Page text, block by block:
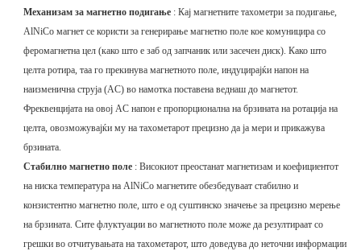
Механизам за магнетно подигање : Кај магнетните тахометри за подигање,
AlNiCo магнет се користи за генерирање магнетно поле кое комуницира со
феромагнетна цел (како што е заб од запчаник или засечен диск). Како што
целта ротира, таа го прекинува магнетното поле, индуцирајќи напон на
наизменична струја (AC) во намотка поставена веднаш до магнетот.
Фреквенцијата на овој AC напон е пропорционална на брзината на ротација на
целта, овозможувајќи му на тахометарот прецизно да ја мери и прикажува
брзината.
Стабилно магнетно поле : Високиот преостанат магнетизам и коефициентот
на ниска температура на AlNiCo магнетите обезбедуваат стабилно и
конзистентно магнетно поле, што е од суштинско значење за прецизно мерење
на брзината. Сите флуктуации во магнетното поле може да резултираат со
грешки во отчитувањата на тахометарот, што доведува до неточни информации